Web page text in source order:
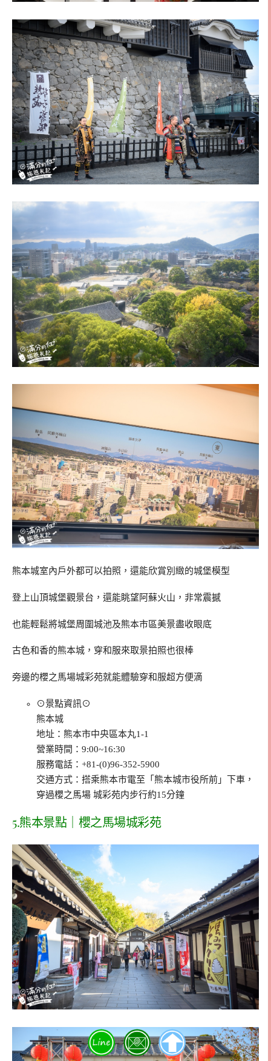
熊本城室內戶外都可以拍照，還能欣賞別緻的城堡模型
登上山頂城堡觀景台，還能眺望阿蘇火山，非常震撼
也能輕鬆將城堡周圍城池及熊本市區美景盡收眼底
古色和香的熊本城，穿和服來取景拍照也很棒
旁邊的櫻之馬場城彩苑就能體驗穿和服超方便滴
⊙景點資訊⊙
熊本城
地址：熊本市中央區本丸1-1
營業時間：9:00~16:30
服務電話：+81-(0)96-352-5900
交通方式：搭乘熊本市電至「熊本城市役所前」下車，
穿過櫻之馬場 城彩苑内步行約15分鐘
5.熊本景點｜櫻之馬場城彩苑